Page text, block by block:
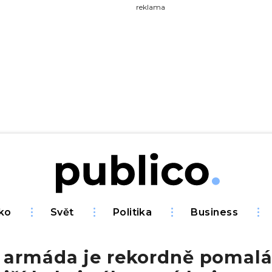
reklama
Svět Politika Business
armáda je rekordně
na Publiku